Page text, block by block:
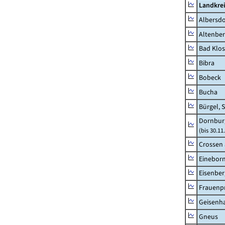
Bad
Bibra
Bobeck
Bucha
Bürgel,
(bis
Gneus